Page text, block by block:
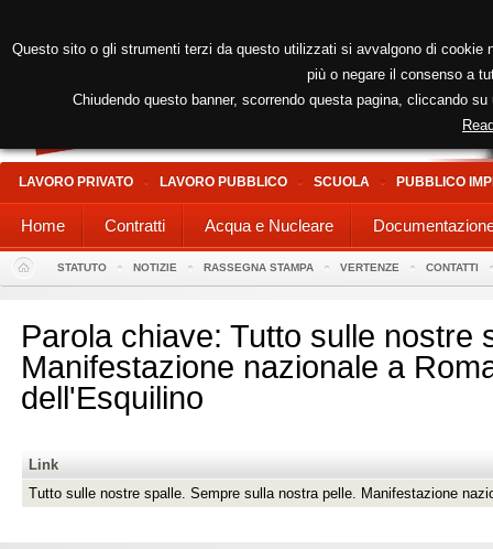
LAVORO PRIVATO LAVORO PUBBLICO SCUOLA PUBBLICO
Home Contratti Acqua e Nucleare
STATUTO NOTIZIE RASSEGNA STAMPA VERTENZE CONTATTI
Parola chiave: Tutto sulle nostre
Manifestazione nazionale a
dell'Esquilino
Link
Tutto sulle nostre spalle. Sempre sulla nostra pelle. Manifestazione
Questo sito o gli strumenti terzi da questo utilizzati si avvalgono di
più o negare il consenso a
Chiudendo questo banner, scorrendo questa pagina, cliccando